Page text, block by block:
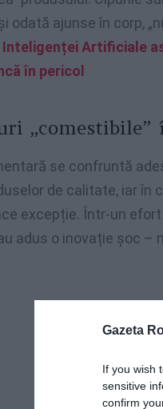
Gazeta
If you wish
sensitive
confirm
odată ajunse în corp,
Artificiale
în pericol
„comestibile”
se confruntă
de calitate, iar în
excepție. Într-un
adus o inovație șoc –